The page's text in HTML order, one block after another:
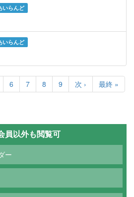
いらんど
いらんど
Page
6 Page
7 Page
8 Page
9
次
ペ
次 ›
最
終
ジ
最終 »
員以外も閲覧可
ー